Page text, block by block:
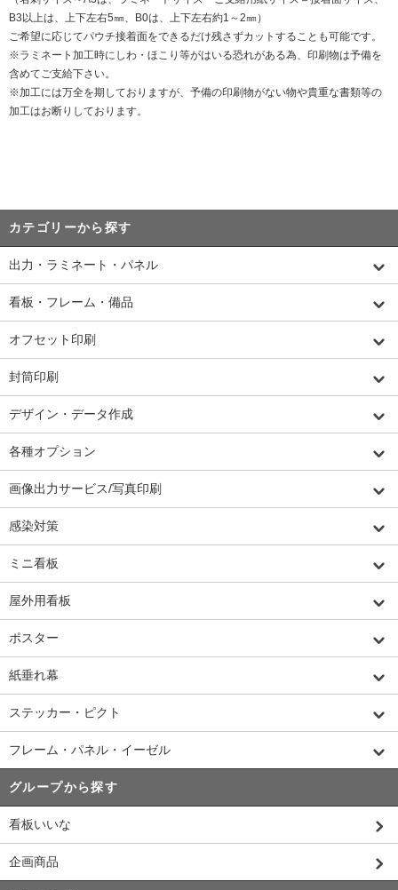
B3以上は、上下左右5㎜、B0は、上下左右約1～2㎜）
ご希望に応じてパウチ接着面をできるだけ残さずカットすることも可能です。
※ラミネート加工時にしわ・ほこり等がはいる恐れがある為、印刷物は予備を
含めてご支給下さい。
※加工には万全を期しておりますが、予備の印刷物がない物や貴重な書類等の
加工はお断りしております。
カテゴリーから探す
出力・ラミネート・パネル
看板・フレーム・備品
オフセット印刷
封筒印刷
デザイン・データ作成
各種オプション
画像出力サービス/写真印刷
感染対策
ミニ看板
屋外用看板
ポスター
紙垂れ幕
ステッカー・ピクト
フレーム・パネル・イーゼル
グループから探す
看板いいな
企画商品